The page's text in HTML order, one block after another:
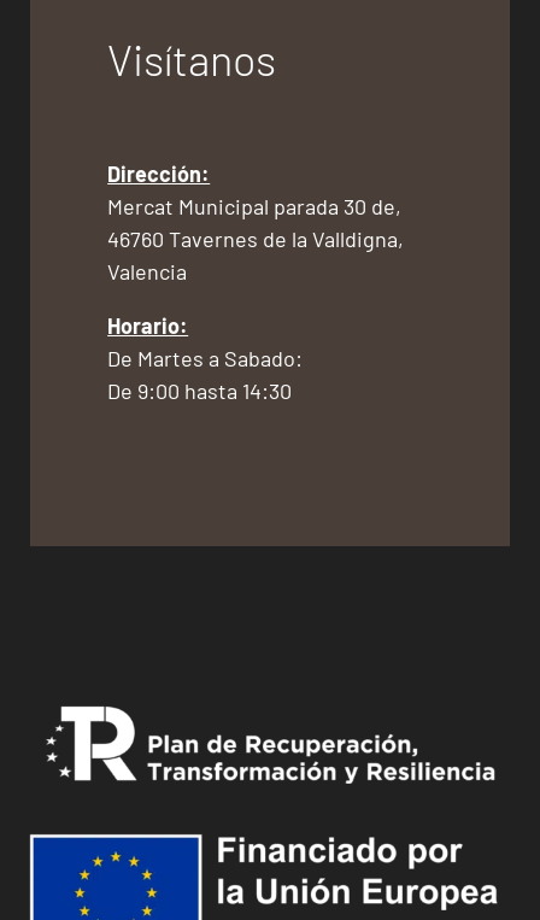
Visítanos
Dirección:
Mercat Municipal parada 30 de,
46760 Tavernes de la Valldigna,
Valencia
Horario:
De Martes a Sabado:
De 9:00 hasta 14:30